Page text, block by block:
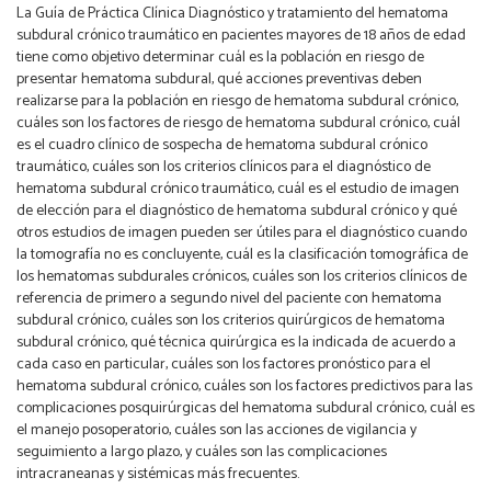
La Guía de Práctica Clínica Diagnóstico y tratamiento del hematoma
subdural crónico traumático en pacientes mayores de 18 años de edad
tiene como objetivo determinar cuál es la población en riesgo de
presentar hematoma subdural, qué acciones preventivas deben
realizarse para la población en riesgo de hematoma subdural crónico,
cuáles son los factores de riesgo de hematoma subdural crónico, cuál
es el cuadro clínico de sospecha de hematoma subdural crónico
traumático, cuáles son los criterios clínicos para el diagnóstico de
hematoma subdural crónico traumático, cuál es el estudio de imagen
de elección para el diagnóstico de hematoma subdural crónico y qué
otros estudios de imagen pueden ser útiles para el diagnóstico cuando
la tomografía no es concluyente, cuál es la clasificación tomográfica de
los hematomas subdurales crónicos, cuáles son los criterios clínicos de
referencia de primero a segundo nivel del paciente con hematoma
subdural crónico, cuáles son los criterios quirúrgicos de hematoma
subdural crónico, qué técnica quirúrgica es la indicada de acuerdo a
cada caso en particular, cuáles son los factores pronóstico para el
hematoma subdural crónico, cuáles son los factores predictivos para las
complicaciones posquirúrgicas del hematoma subdural crónico, cuál es
el manejo posoperatorio, cuáles son las acciones de vigilancia y
seguimiento a largo plazo, y cuáles son las complicaciones
intracraneanas y sistémicas más frecuentes.